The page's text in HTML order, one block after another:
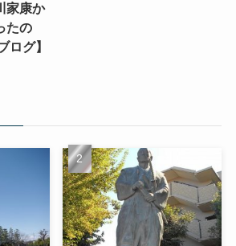
家康か
たの
ログ】